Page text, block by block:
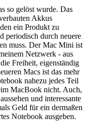
so gelöst wurde. Das
Akkus
ein Produkt zu
periodisch durch neuere
muss. Der Mac Mini ist
Netzwerk - aus
Freiheit, eigenständig
Macs ist das mehr
nahezu jedes Teil
MacBook nicht. Auch,
und interessante
Geld für ein dermaßen
Notebook ausgeben.